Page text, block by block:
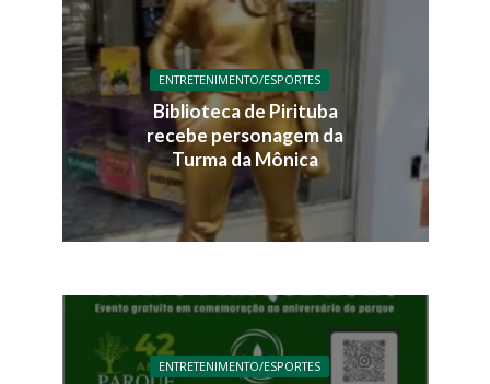
ENTRETENIMENTO/ESPORTES
Biblioteca de Pirituba
recebe personagem da
Turma da Mônica
ENTRETENIMENTO/ESPORTES